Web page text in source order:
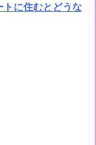
に住むとどうな